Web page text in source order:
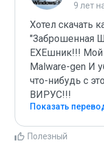
9 лет
Хотел скачать
"Заброшенная
EXEшник!!! Мой
Malware-gen И
что-нибудь с
ВИРУС!!!
Показать
Полезный